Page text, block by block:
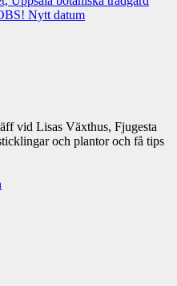
Nytt datum
vid Lisas Växthus, Fjugesta
och plantor och få tips